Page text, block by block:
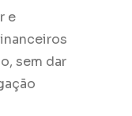
e
sem dar